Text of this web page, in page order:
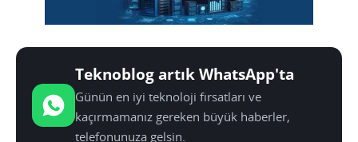
Teknoblog artık WhatsApp'ta
Günün en iyi teknoloji fırsatları ve
kaçırmamanız gereken büyük haberler,
telefonunuza gelsin.